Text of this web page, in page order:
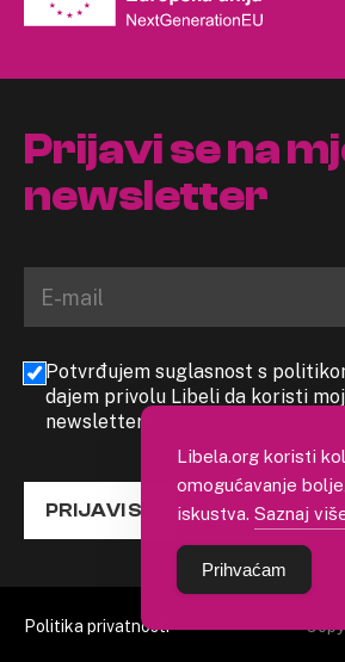
Prijavi se na
newsletter
Potvrđujem suglasnost s
dajem privolu Libeli da koristi
newslettera
PRIJAVI SE
Politika privatnosti
Libela.org koristi
omogućavanje
iskustva. Saznaj
Prihvaćam